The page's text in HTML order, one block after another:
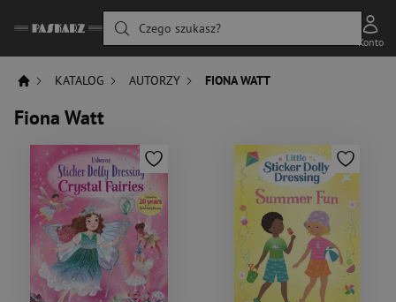
Czego szukasz?
Konto
KATALOG AUTORZY FIONA WATT
Fiona Watt